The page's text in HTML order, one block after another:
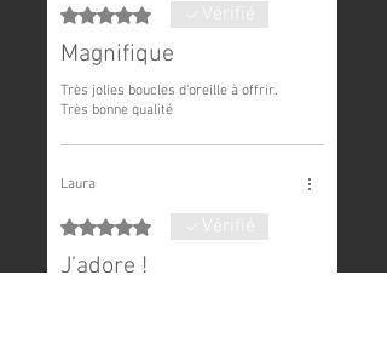
Noté 5 sur 5. Vérifié
Magnifique
Très jolies boucles d'oreille à offrir.
Très bonne qualité
Laura
Noté 5 sur 5. Vérifié
J’adore !